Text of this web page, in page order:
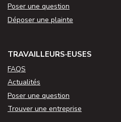
Poser une question
Déposer une plainte
TRAVAILLEURS·EUSES
FAQS
Actualités
Poser une question
Trouver une entreprise